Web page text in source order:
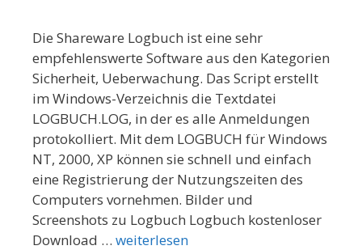
Die Shareware Logbuch ist eine sehr
empfehlenswerte Software aus den Kategorien
Sicherheit, Ueberwachung. Das Script erstellt
im Windows-Verzeichnis die Textdatei
LOGBUCH.LOG, in der es alle Anmeldungen
protokolliert. Mit dem LOGBUCH für Windows
NT, 2000, XP können sie schnell und einfach
eine Registrierung der Nutzungszeiten des
Computers vornehmen. Bilder und
Screenshots zu Logbuch Logbuch kostenloser
Download … weiterlesen